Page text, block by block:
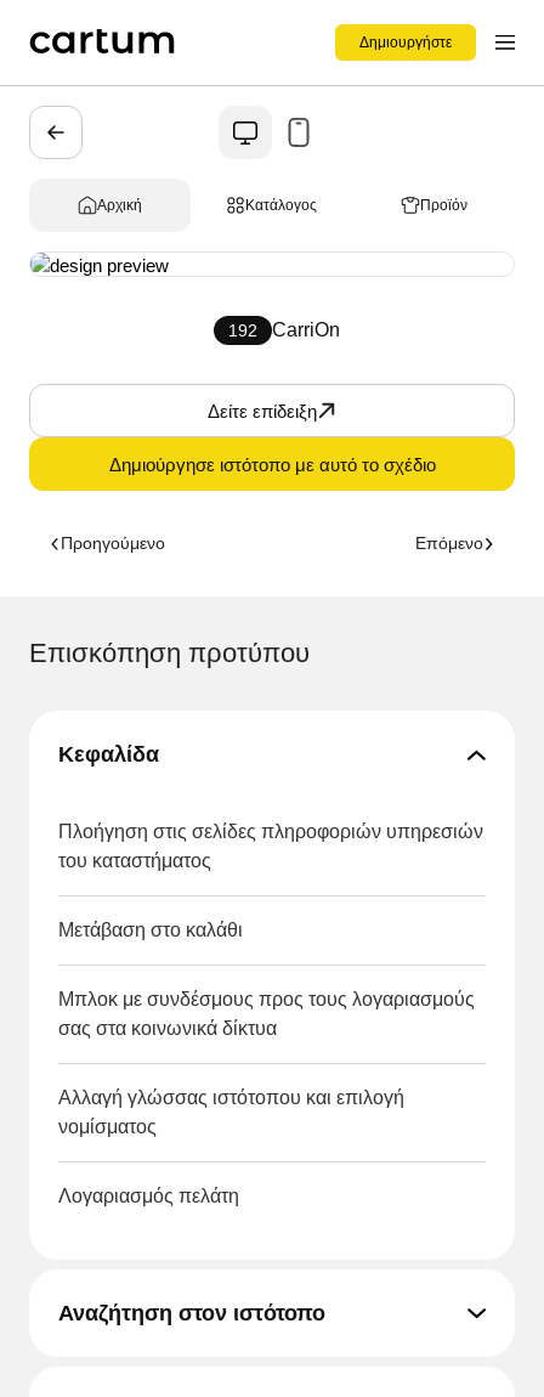
Δημιουργήστε
Αρχική Κατάλογος Προϊόν
192 CarriOn
Δείτε επίδειξη
Δημιούργησε ιστότοπο με αυτό το σχέδιο
Προηγούμενο Επόμενο
Επισκόπηση προτύπου
Κεφαλίδα
Πλοήγηση στις σελίδες πληροφοριών υπηρεσιών
του καταστήματος
Μετάβαση στο καλάθι
Μπλοκ με συνδέσμους προς τους λογαριασμούς
σας στα κοινωνικά δίκτυα
Αλλαγή γλώσσας ιστότοπου και επιλογή
νομίσματος
Λογαριασμός πελάτη
Αναζήτηση στον ιστότοπο